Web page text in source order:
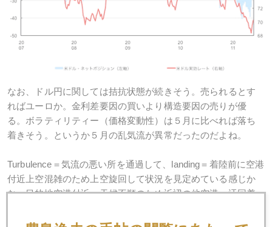
なお、ドル円に関しては拮抗状態が続きそう。売られるとす
ればユーロか。金利差要因の買いより構造要因の売りが優
る。ボラティリティー（価格変動性）は５月に比べれば落ち
着きそう。というか５月の乱気流が異常だったのだよね。
Turbulence＝気流の悪い所を通過して、landing＝着陸前に空港
付近上空混雑のため上空旋回して状況を見定めている感じか
な。目的地空港付近、天候不順のため近辺の他空港へ迂回着
視できないからね。